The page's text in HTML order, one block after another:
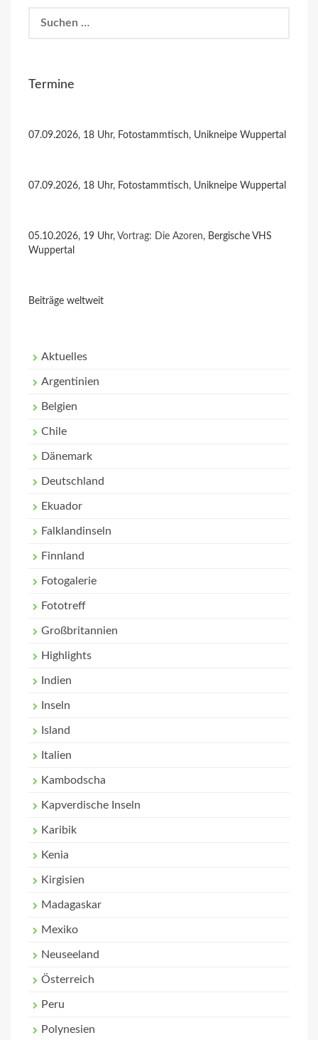
nach:
Termine
07.09.2026, 18 Uhr, Fotostammtisch, Unikneipe Wuppertal
07.09.2026, 18 Uhr, Fotostammtisch, Unikneipe Wuppertal
05.10.2026, 19 Uhr, Vortrag: Die Azoren, Bergische VHS
Wuppertal
Beiträge weltweit
Aktuelles
Argentinien
Belgien
Chile
Dänemark
Deutschland
Ekuador
Falklandinseln
Finnland
Fotogalerie
Fototreff
Großbritannien
Highlights
Indien
Inseln
Island
Italien
Kambodscha
Kapverdische Inseln
Karibik
Kenia
Kirgisien
Madagaskar
Mexiko
Neuseeland
Österreich
Peru
Polynesien